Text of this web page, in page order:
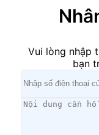
Vui lòng nhập
bạn